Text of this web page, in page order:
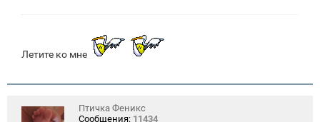
Летите ко мне
Птичка Феникс
Сообщения: 11434